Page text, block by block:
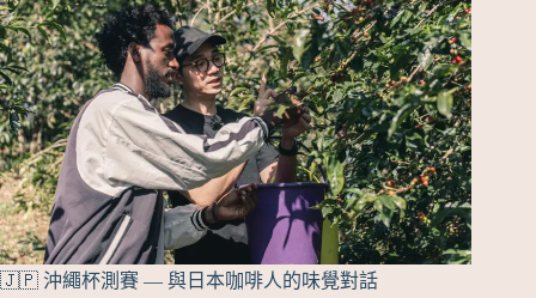
🇯🇵 沖繩杯測賽 — 與日本咖啡人的味覺對話